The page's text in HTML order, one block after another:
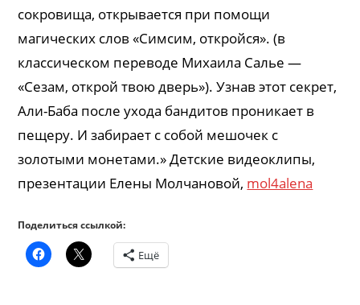
сокровища, открывается при помощи
магических слов «Симсим, откройся». (в
классическом переводе Михаила Салье —
«Сезам, открой твою дверь»). Узнав этот секрет,
Али-Баба после ухода бандитов проникает в
пещеру. И забирает с собой мешочек с
золотыми монетами.» Детские видеоклипы,
презентации Елены Молчановой, mol4alena
Поделиться ссылкой:
Ещё